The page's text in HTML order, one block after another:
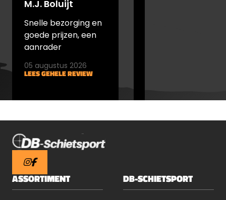
M.J. Boluijt
Snelle bezorging en
goede prijzen, een
aanrader
LEES GEHELE REVIEW
05 augustus 2026
ASSORTIMENT DB-SCHIETSPORT